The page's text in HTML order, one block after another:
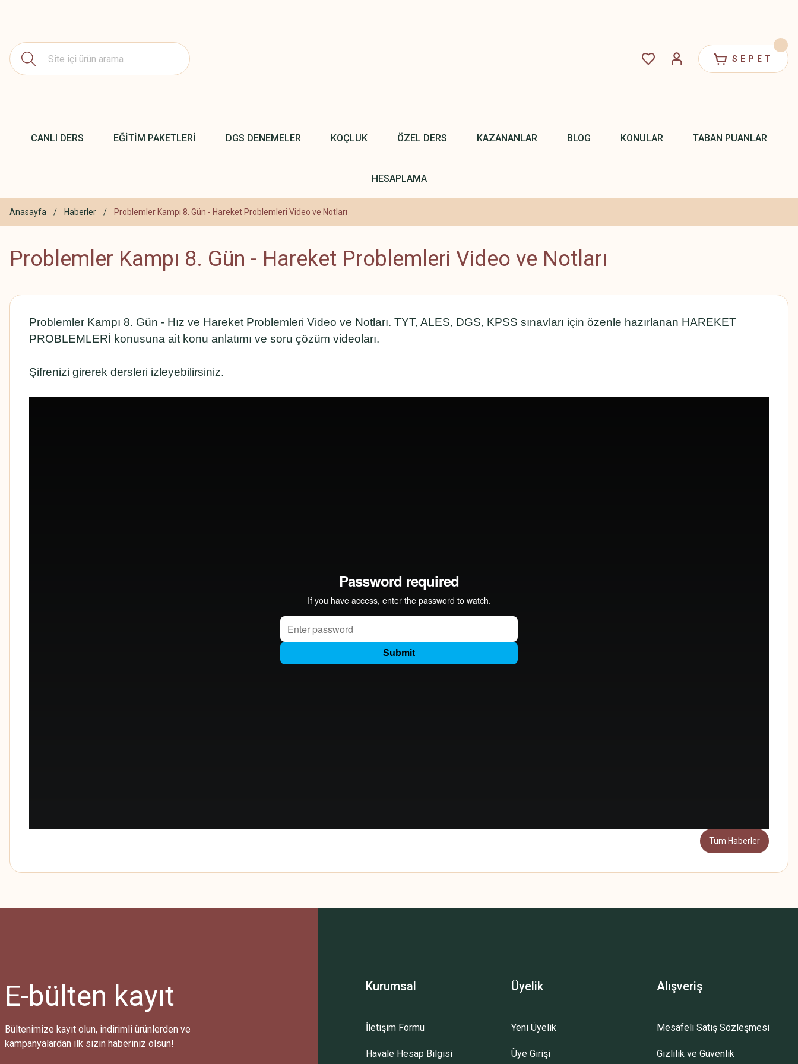
SEPET
CANLI DERS EĞİTİM PAKETLERİ DGS DENEMELER KOÇLUK ÖZEL DERS KAZANANLAR BLOG KONULAR TABAN PUANLAR
HESAPLAMA
Anasayfa Haberler Problemler Kampı 8. Gün - Hareket Problemleri Video ve Notları
Problemler Kampı 8. Gün - Hareket Problemleri Video ve Notları
Problemler Kampı 8. Gün - Hız ve Hareket Problemleri Video ve Notları. TYT, ALES, DGS, KPSS sınavları için özenle hazırlanan HAREKET
PROBLEMLERİ konusuna ait konu anlatımı ve soru çözüm videoları.
Şifrenizi girerek dersleri izleyebilirsiniz.
Tüm Haberler
E-bülten kayıt
Bültenimize kayıt olun, indirimli ürünlerden ve
kampanyalardan ilk sizin haberiniz olsun!
Kurumsal
İletişim Formu
Havale Hesap Bilgisi
Üyelik
Yeni Üyelik
Üye Girişi
Alışveriş
Mesafeli Satış Sözleşmesi
Gizlilik ve Güvenlik